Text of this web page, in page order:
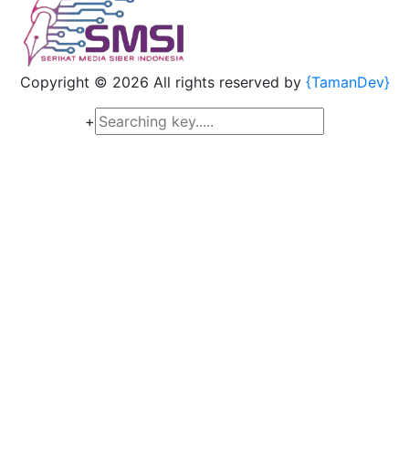
Copyright © 2026 All rights reserved by {TamanDev}
+